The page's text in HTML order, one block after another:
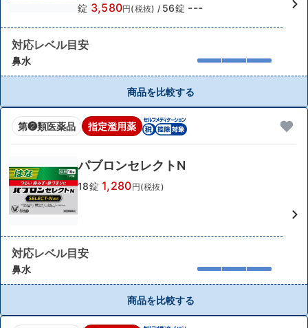
錠 3,580円(税抜) / 56錠 ---
対応レベル目安
鼻水
商品を比較する
第❷類医薬品 指定濫用薬
パブロンセレクトN
18錠 1,280円(税抜)
対応レベル目安
鼻水
商品を比較する